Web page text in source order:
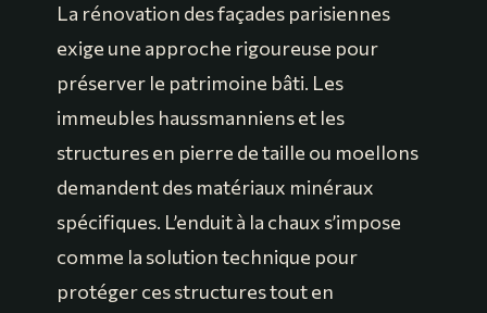
La rénovation des façades parisiennes
exige une approche rigoureuse pour
préserver le patrimoine bâti. Les
immeubles haussmanniens et les
structures en pierre de taille ou moellons
demandent des matériaux minéraux
spécifiques. L’enduit à la chaux s’impose
comme la solution technique pour
protéger ces structures tout en